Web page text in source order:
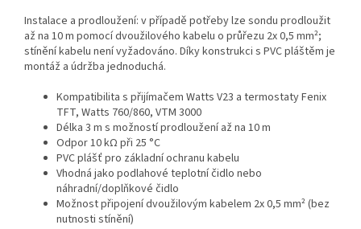
Instalace a prodloužení: v případě potřeby lze sondu prodloužit
až na 10 m pomocí dvoužilového kabelu o průřezu 2x 0,5 mm²;
stínění kabelu není vyžadováno. Díky konstrukci s PVC pláštěm je
montáž a údržba jednoduchá.
Kompatibilita s přijímačem Watts V23 a termostaty Fenix
TFT, Watts 760/860, VTM 3000
Délka 3 m s možností prodloužení až na 10 m
Odpor 10 kΩ při 25 °C
PVC plášť pro základní ochranu kabelu
Vhodná jako podlahové teplotní čidlo nebo
náhradní/doplňkové čidlo
Možnost připojení dvoužilovým kabelem 2x 0,5 mm² (bez
nutnosti stínění)